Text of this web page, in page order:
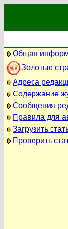
Общая
Золотые
Адреса
Содержание
Сообщения
Правила для
Загрузить
Проверить